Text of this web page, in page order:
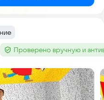
Тег :Проверено вручную и